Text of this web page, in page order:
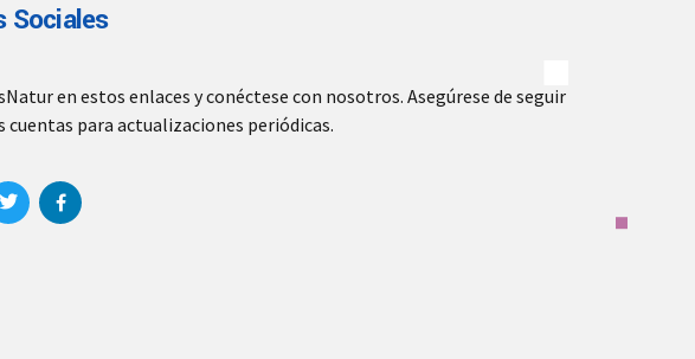
Sociales
en estos enlaces y conéctese con nosotros. Asegúrese de seguir
cuentas para actualizaciones periódicas.